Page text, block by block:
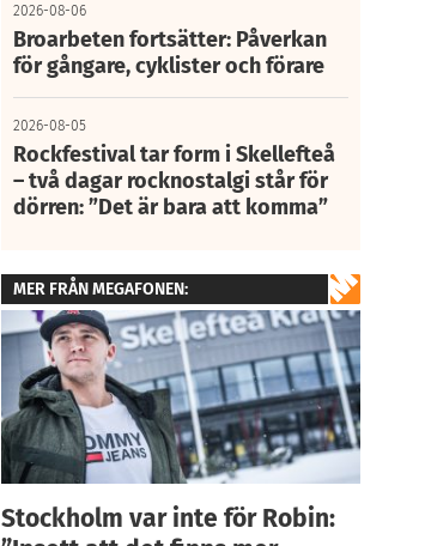
2026-08-06
Broarbeten fortsätter: Påverkan
för gångare, cyklister och förare
2026-08-05
Rockfestival tar form i Skellefteå
– två dagar rocknostalgi står för
dörren: ”Det är bara att komma”
MER FRÅN MEGAFONEN:
Stockholm var inte för Robin: